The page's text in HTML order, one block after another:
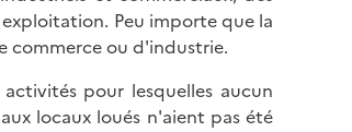
Peu importe que la
commerce ou d'industrie.
pour lesquelles aucun
locaux loués n'aient pas été